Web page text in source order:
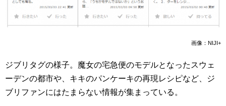
画像：NIJI+
ジブリタグの様子。魔女の宅急便のモデルとなったスウェ
ーデンの都市や、キキのパンケーキの再現レシピなど、ジ
ブリファンにはたまらない情報が集まっている。